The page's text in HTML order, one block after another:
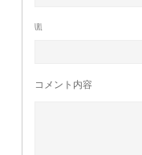
URL
コメント内容